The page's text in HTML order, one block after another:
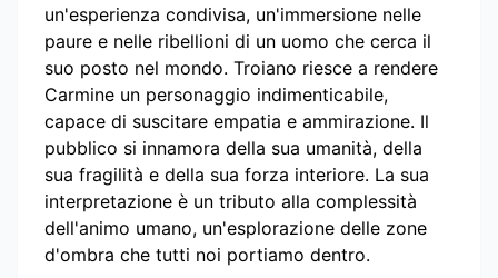
un'esperienza condivisa, un'immersione nelle
paure e nelle ribellioni di un uomo che cerca il
suo posto nel mondo. Troiano riesce a rendere
Carmine un personaggio indimenticabile,
capace di suscitare empatia e ammirazione. Il
pubblico si innamora della sua umanità, della
sua fragilità e della sua forza interiore. La sua
interpretazione è un tributo alla complessità
dell'animo umano, un'esplorazione delle zone
d'ombra che tutti noi portiamo dentro.